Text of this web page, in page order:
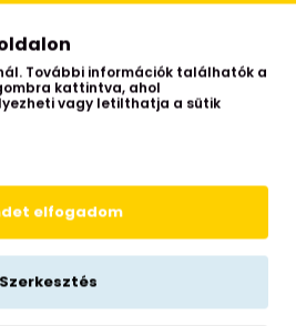
fali
1
Redo Teko fehér
vízvédett LED kültéri
mennyezeti lámpa (RED-
90801) LED 1 izzós IP65
További információk találhatók a
kattintva, ahol
vagy letilthatja a sütik
elfogadom
Szerkesztés